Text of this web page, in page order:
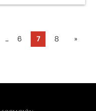
... 6 7 8 »